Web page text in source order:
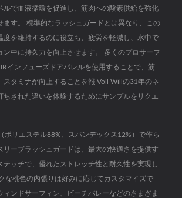
ルで血液循環を促進し、筋肉への酸素供給を強化
ます。 標準的なラッシュガードとは異なり、この
度を維持するのに役立ち、疲労を軽減し、水中で
ン中に持久力を向上させます。 多くのプロサーフ
インフューズドアパレルを使用することで、筋
スタミナが向上することを報 Voll Willの31年のネ
ちされた違いを体験するためにサンプルをリクエ
ポリエステル88%、スパンデックス12%）で作ら
リーブラッシュガードは、最大の快適さを提供す
テッチで、優れたストレッチ性と耐久性を実現し
な桃色の内張りは好みに応じてカスタマイズで
ィンドサーフィン、ビーチバレーなどのさまざま